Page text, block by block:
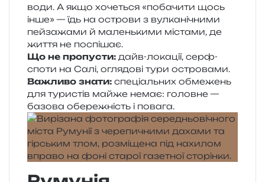
води. А якщо хоче­ться «поба­чи­ти щось
інше» — їдь на остро­ви з вул­ка­ні­чни­ми
пей­за­жа­ми й малень­ки­ми міста­ми, де
життя не поспішає.
Що не пропу­сти: дайв-лока­ції, серф-
споти на Салі, огля­до­ві тури островами.
Важливо знати: спе­ці­аль­них обме­жень
для тури­стів майже немає: голов­не —
базо­ва обе­ре­жність і повага.